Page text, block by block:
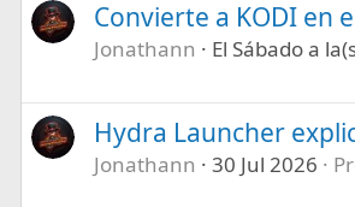
Convierte a KODI en
Jonathann El Sábado a
Hydra Launcher
Jonathann 30 Jul 2026